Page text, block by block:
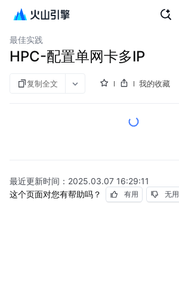
GPU云服务器
最佳实践
HPC-配置单网卡多IP
复制全文 我的收藏
最近更新时间： 2025.03.07 16:29:11
这个页面对您有帮助吗？
有用 无用